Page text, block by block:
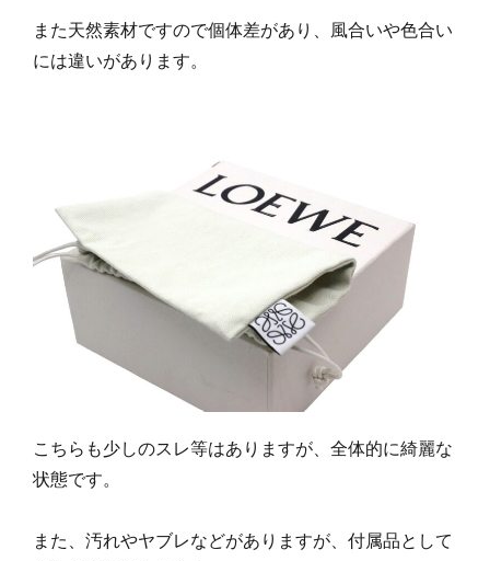
また天然素材ですので個体差があり、風合いや色合い
には違いがあります。
こちらも少しのスレ等はありますが、全体的に綺麗な
状態です。
また、汚れやヤブレなどがありますが、付属品として